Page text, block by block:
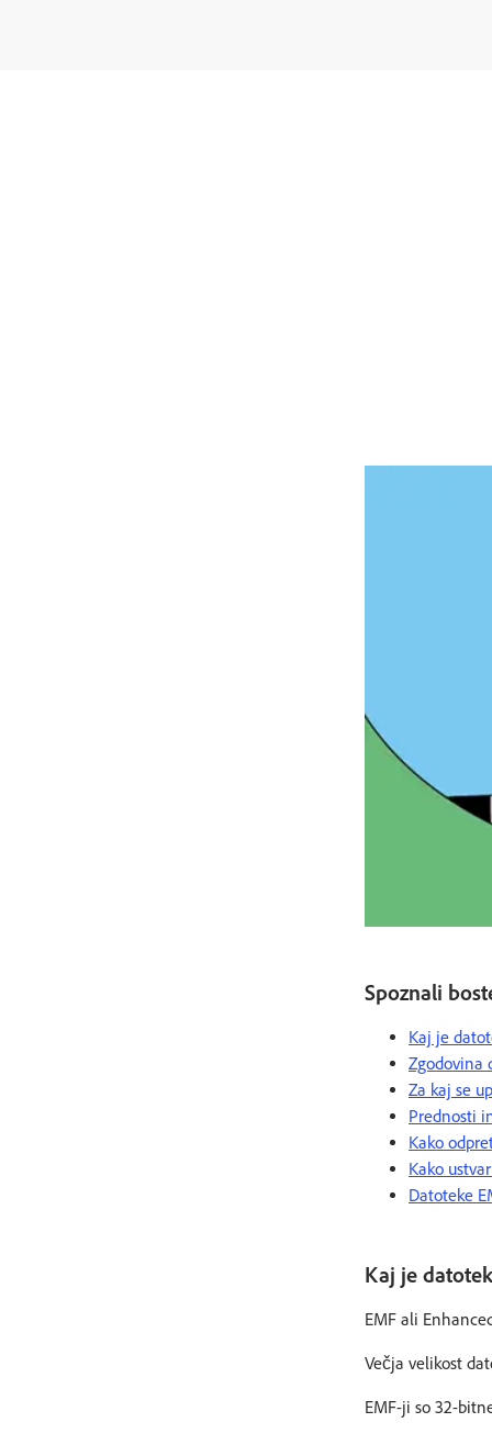
Spoznali
Kaj je
Zgodovina
Za kaj se
Prednosti
Kako
Kako
Datoteke
Kaj je
EMF ali
Večja velikost
EMF-ji so 32-